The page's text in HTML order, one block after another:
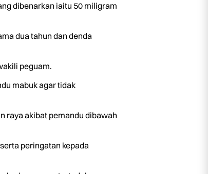
dibenarkan iaitu 50 miligram
dua tahun dan denda
peguam.
mabuk agar tidak
raya akibat pemandu dibawah
peringatan kepada